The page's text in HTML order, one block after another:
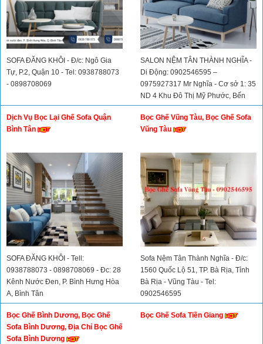
SOFA ĐĂNG KHÔI - Đ/c: Ngô Gia
Tự, P.2, Quận 10 - Tel: 0938788073
- 0898708069
SALON NỆM TÂN THÀNH NGHĨA -
Di Động: 0902546595 –
0975927317 Mr Nghĩa - Cơ sở 1: 35
ND 4 Khu Đô Thị Mỹ Phước, Bến
Cát – Bình Dương - Cơ sở 2: 34/1
Đường Tân Lập, Thị Xã Dĩ An, Bình
Dương
Dịch Vụ Bọc Lại Ghế Sofa Quận
Bình Tân
SOFA ĐĂNG KHÔI - Tell:
0938788073 - 0898708069 - Đc: 28
Kênh Nước Đen, P. Bình Hưng Hòa
A, Bình Tân
Bọc Ghế Vũng Tàu, Bọc Ghế Sofa
Vũng Tàu
Sofa Nệm Tân Thành Nghĩa - Đ/c:
1560 Quốc Lộ 51, TP. Bà Rịa, Tỉnh
Bà Rịa - Vũng Tàu - Tel:
0902546595
Bọc Ghế Bình Dương, Bọc Ghế
Sofa Bình Dương, Địa Chỉ Bọc Ghế
Sofa Bình Dương
Bọc Ghế Sofa Tiền Giang